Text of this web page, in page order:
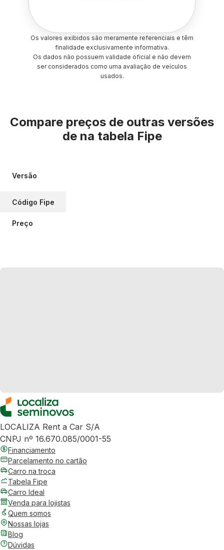
Os valores exibidos são meramente referenciais e têm
finalidade exclusivamente informativa.
Os dados não possuem validade oficial e não devem
ser considerados como uma avaliação de veículos
usados.
Compare preços de outras versões
de na tabela Fipe
Versão
Código Fipe
Preço
LOCALIZA Rent a Car S/A
CNPJ nº 16.670.085/0001-55
Financiamento
Parcelamento no cartão
Carro na troca
Tabela Fipe
Carro Ideal
Venda para lojistas
Quem somos
Nossas lojas
Blog
Dúvidas